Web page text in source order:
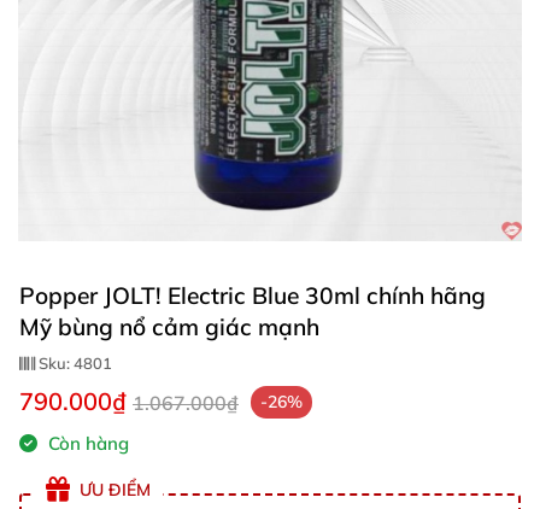
Popper JOLT! Electric Blue 30ml chính hãng
Mỹ bùng nổ cảm giác mạnh
Sku:4801
790.000₫ 1.067.000₫ -26%
Còn hàng
ƯU ĐIỂM